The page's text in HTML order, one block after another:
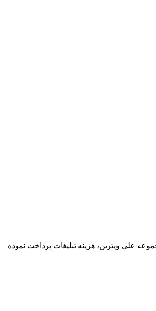
علی ویترین، هزینه تبلیغات پرداخت نموده